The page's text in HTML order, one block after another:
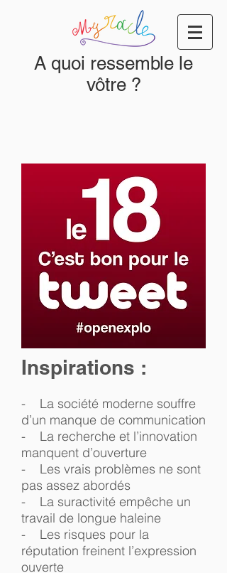
A quoi ressemble le
vôtre ?
Inspirations :
- La société moderne souffre
d’un manque de communication
- La recherche et l’innovation
manquent d’ouverture
- Les vrais problèmes ne sont
pas assez abordés
- La suractivité empêche un
travail de longue haleine
- Les risques pour la
réputation freinent l’expression
ouverte